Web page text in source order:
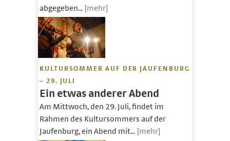
abgegeben... [mehr]
KULTURSOMMER AUF DER JAUFENBURG
– 29. JULI
Ein etwas anderer Abend
Am Mittwoch, den 29. Juli, findet im
Rahmen des Kultursommers auf der
Jaufenburg, ein Abend mit... [mehr]